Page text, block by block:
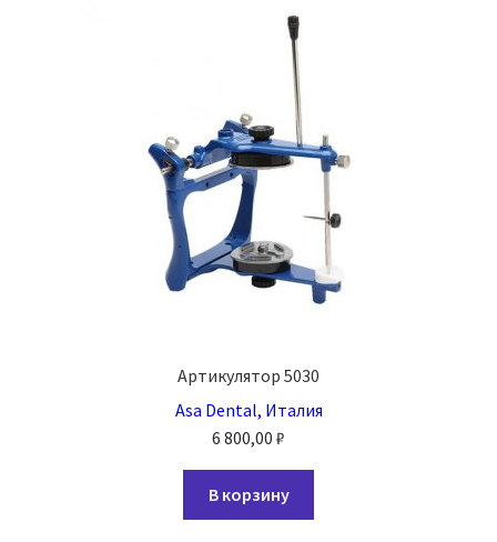
Артикулятор 5030
Asa Dental, Италия
6 800,00 ₽
В корзину